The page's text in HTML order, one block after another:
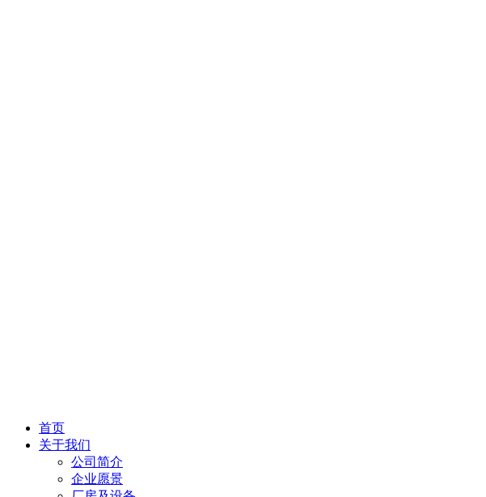
首页
关于我们
公司简介
企业愿景